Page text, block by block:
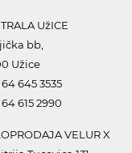
UžICE
bb,
Užice
64 645 3535
64 615 2990
VELUR X